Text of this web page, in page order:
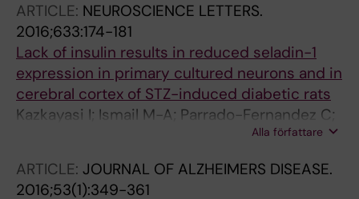
ARTICLE: NEUROSCIENCE LETTERS.
2016;633:174-181
Lack of insulin results in reduced seladin-1
expression in primary cultured neurons and in
cerebral cortex of STZ-induced diabetic rats
Kazkayasi I; Ismail M-A; Parrado-Fernandez C;
Bjorkhem I; Pekiner C; Uma S; Cedazo-Alla författare
ARTICLE: JOURNAL OF ALZHEIMERS DISEASE.
2016;53(1):349-361